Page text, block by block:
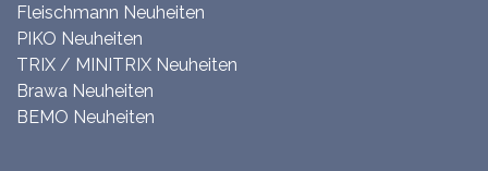
Fleischmann Neuheiten
PIKO Neuheiten
TRIX / MINITRIX Neuheiten
Brawa Neuheiten
BEMO Neuheiten